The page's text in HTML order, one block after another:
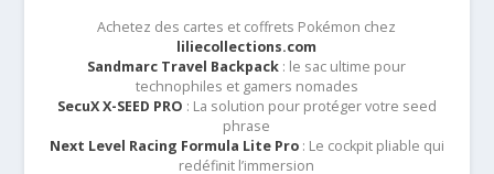
Achetez des cartes et coffrets Pokémon chez
liliecollections.com
Sandmarc Travel Backpack : le sac ultime pour
technophiles et gamers nomades
SecuX X-SEED PRO : La solution pour protéger votre seed
phrase
Next Level Racing Formula Lite Pro: Le cockpit pliable qui
redéfinit l’immersion